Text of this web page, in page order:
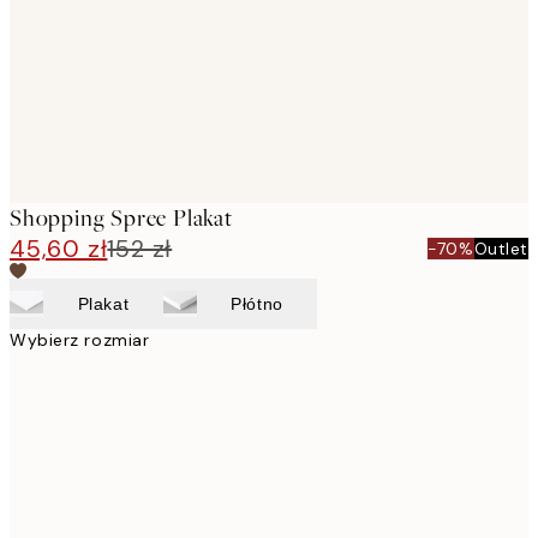
Shopping Spree Plakat
45,60 zł152 zł -70%Outlet
Plakat Płótno
Wybierz rozmiar